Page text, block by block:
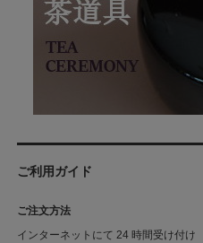
ご利用ガイド
ご注文方法
インターネットにて 24 時間受け付け